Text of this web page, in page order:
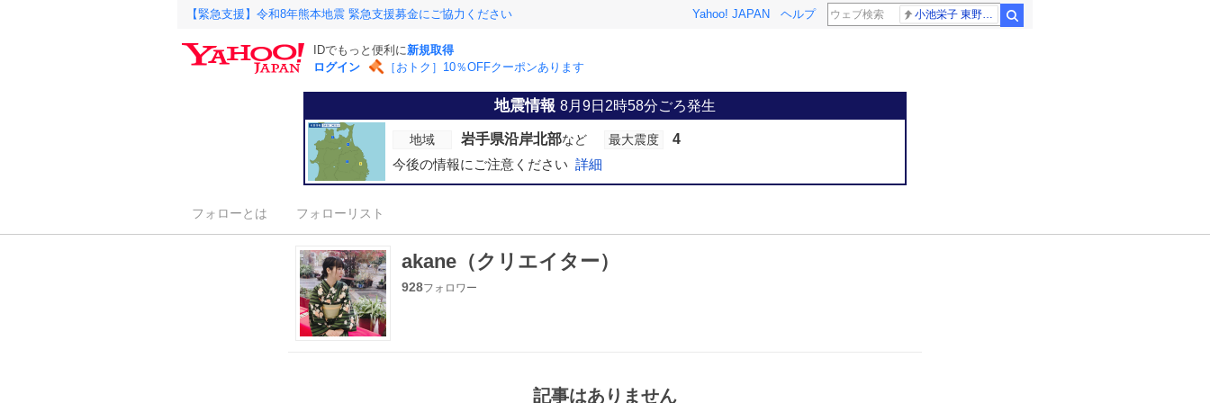
【緊急支援】令和8年熊本地震 緊急支援募金にご協力ください Yahoo! JAPAN ヘルプ
IDでもっと便利に新規取得
ログイン
［おトク］10％OFFクーポンあります
地震情報 8月9日2時58分ごろ発生
地域 岩手県沿岸北部など 最大震度
4
今後の情報にご注意ください 詳細
フォローとは フォローリスト
akane（クリエイター）
928フォロワー
記事はありません